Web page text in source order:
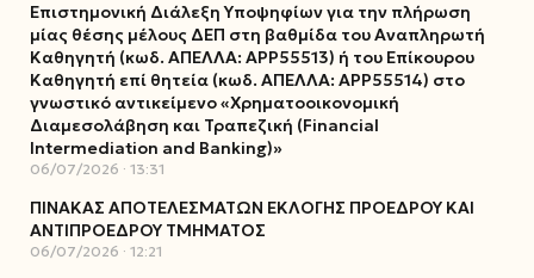
Επιστημονική Διάλεξη Υποψηφίων για την πλήρωση
μίας θέσης μέλους ΔΕΠ στη βαθμίδα του Αναπληρωτή
Καθηγητή (κωδ. ΑΠΕΛΛΑ: ΑΡΡ55513) ή του Επίκουρου
Καθηγητή επί θητεία (κωδ. ΑΠΕΛΛΑ: ΑΡΡ55514) στο
γνωστικό αντικείμενο «Χρηματοοικονομική
Διαμεσολάβηση και Τραπεζική (Financial
Intermediation and Banking)»
06/07/2026 13:31
ΠΙΝΑΚΑΣ ΑΠΟΤΕΛΕΣΜΑΤΩΝ ΕΚΛΟΓΗΣ ΠΡΟΕΔΡΟΥ ΚΑΙ
ΑΝΤΙΠΡΟΕΔΡΟΥ ΤΜΗΜΑΤΟΣ
06/07/2026 12:21